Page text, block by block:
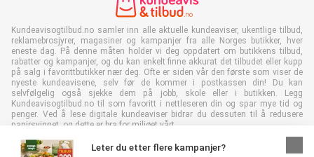
Leter du etter flere kampanjer?
Kundeavisogtilbud.no samler inn alle aktuelle kundeaviser, ukentlige tilbud,
reklamebrosjyrer, magasiner og kampanjer fra alle Norges butikker, hver
eneste dag. På denne måten holder vi deg oppdatert om butikkens tilbud,
rabatter og kampanjer, og du kan enkelt finne akkurat det tilbudet eller kupp
på salg i favorittbutikker nær deg. Ofte er siden vår den første som viser de
nyeste kundeavisene, selv før de kommer i postkassen din! Du kan
selvfølgelig også sjekke dem på jobb, skole eller i butikken. Legg
Kundeavisogtilbud.no til som favoritt i nettleseren din og spar mye tid og
penger. Ved å lese digitale kundeaviser bidrar du dessuten til å redusere
papirsvinnet, og dette er bra for miljøet vårt.